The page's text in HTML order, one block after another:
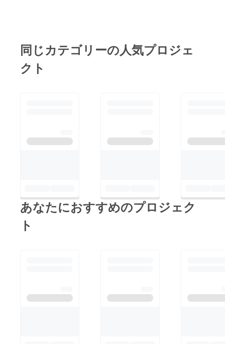
張ります。ぜひ応援し
てくださいね！
同じカテゴリーの人気プロジェ
クト
あなたにおすすめのプロジェク
ト